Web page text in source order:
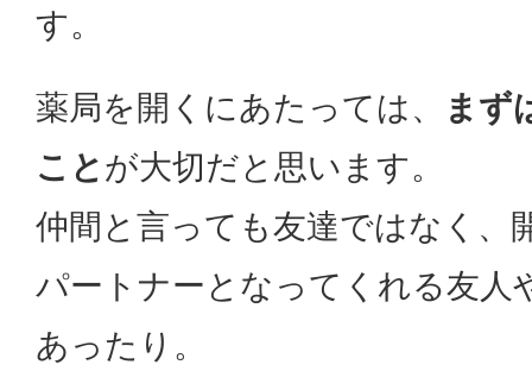
す。
薬局を開くにあたっては、
まず
ことが大切だと思います。
仲間と言っても友達ではなく、
パートナーとなってくれる友人
あったり。